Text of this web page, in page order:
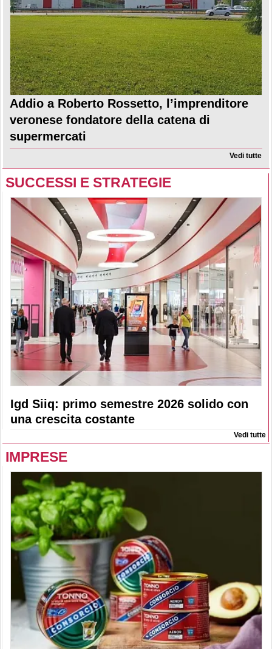
Addio a Roberto Rossetto, l’imprenditore
veronese fondatore della catena di
supermercati
Vedi tutte
SUCCESSI E STRATEGIE
Igd Siiq: primo semestre 2026 solido con
una crescita costante
Vedi tutte
IMPRESE